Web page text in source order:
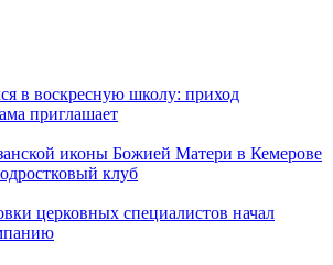
в воскресную школу: приход
приглашает
иконы Божией Матери в Кемерове
клуб
церковных специалистов начал